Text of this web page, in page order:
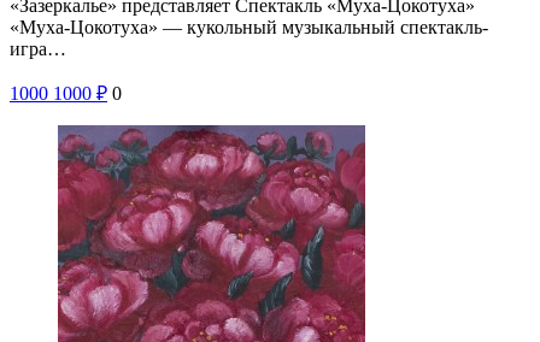
«Зазеркалье» представляет Спектакль «Муха-Цокотуха»
«Муха-Цокотуха» — кукольный музыкальный спектакль-
игра…
1000 1000 ₽ 0